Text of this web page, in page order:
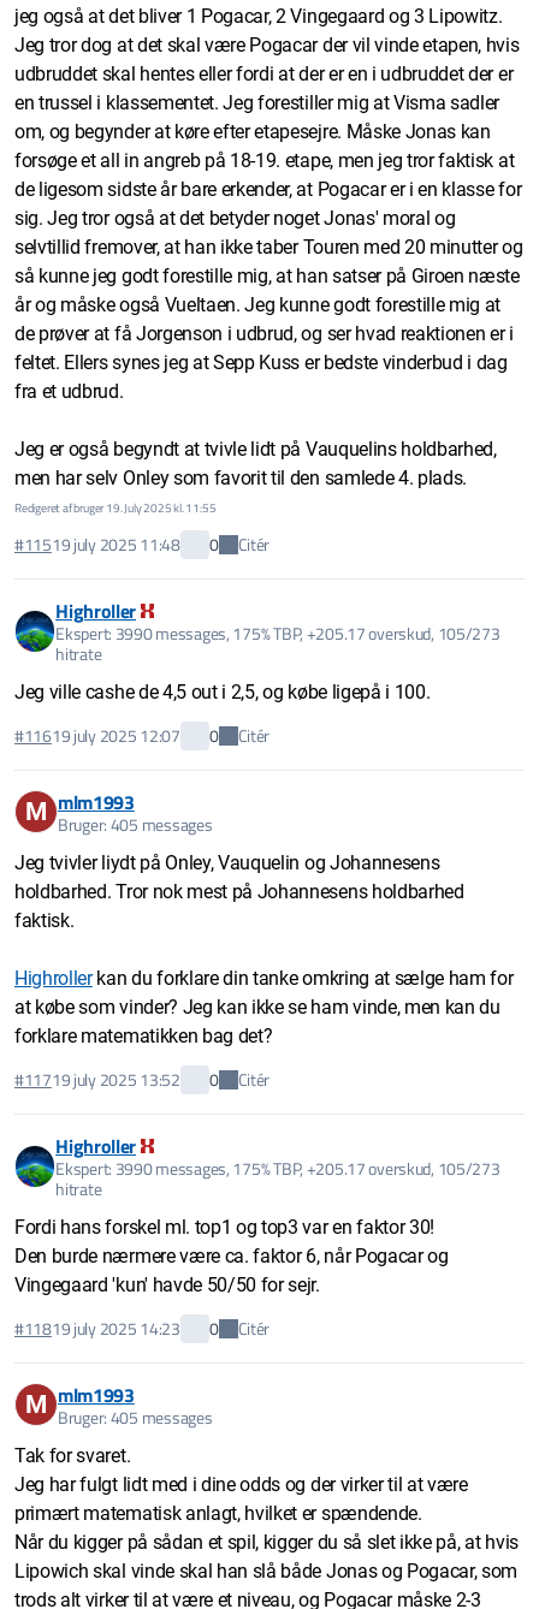
jeg også at det bliver 1 Pogacar, 2 Vingegaard og 3 Lipowitz.
Jeg tror dog at det skal være Pogacar der vil vinde etapen, hvis
udbruddet skal hentes eller fordi at der er en i udbruddet der er
en trussel i klassementet. Jeg forestiller mig at Visma sadler
om, og begynder at køre efter etapesejre. Måske Jonas kan
forsøge et all in angreb på 18-19. etape, men jeg tror faktisk at
de ligesom sidste år bare erkender, at Pogacar er i en klasse for
sig. Jeg tror også at det betyder noget Jonas' moral og
selvtillid fremover, at han ikke taber Touren med 20 minutter og
så kunne jeg godt forestille mig, at han satser på Giroen næste
år og måske også Vueltaen. Jeg kunne godt forestille mig at
de prøver at få Jorgenson i udbrud, og ser hvad reaktionen er i
feltet. Ellers synes jeg at Sepp Kuss er bedste vinderbud i dag
fra et udbrud.
Jeg er også begyndt at tvivle lidt på Vauquelins holdbarhed,
men har selv Onley som favorit til den samlede 4. plads.
Redigeret af bruger 19. July 2025 kl. 11:55
#11519 july 2025 11:48 0 Citér
Highroller
Ekspert: 3990 messages, 175% TBP, +205.17 overskud, 105/273
hitrate
Jeg ville cashe de 4,5 out i 2,5, og købe ligepå i 100.
#11619 july 2025 12:07 0 Citér
M mlm1993
Bruger: 405 messages
Jeg tvivler liydt på Onley, Vauquelin og Johannesens
holdbarhed. Tror nok mest på Johannesens holdbarhed
faktisk.
Highrollerkan du forklare din tanke omkring at sælge ham for
at købe som vinder? Jeg kan ikke se ham vinde, men kan du
forklare matematikken bag det?
#11719 july 2025 13:52 0 Citér
Highroller
Ekspert: 3990 messages, 175% TBP, +205.17 overskud, 105/273
hitrate
Fordi hans forskel ml. top1 og top3 var en faktor 30!
Den burde nærmere være ca. faktor 6, når Pogacar og
Vingegaard 'kun' havde 50/50 for sejr.
#11819 july 2025 14:23 0 Citér
M mlm1993
Bruger: 405 messages
Tak for svaret.
Jeg har fulgt lidt med i dine odds og der virker til at være
primært matematisk anlagt, hvilket er spændende.
Når du kigger på sådan et spil, kigger du så slet ikke på, at hvis
Lipowich skal vinde skal han slå både Jonas og Pogacar, som
trods alt virker til at være et niveau, og Pogacar måske 2-3